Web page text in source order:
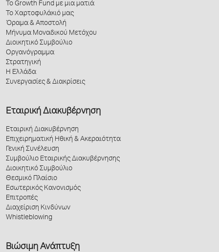
Το Growth Fund με μια ματιά
Το Χαρτοφυλάκιό μας
Όραμα & Αποστολή
Μήνυμα Μοναδικού Μετόχου
Διοικητικό Συμβούλιο
Οργανόγραμμα
Στρατηγική
Η Ελλάδα
Συνεργασίες & Διακρίσεις
Εταιρική Διακυβέρνηση
Εταιρική Διακυβέρνηση
Επιχειρηματική Ηθική & Ακεραιότητα
Γενική Συνέλευση
Συμβούλιο Εταιρικής Διακυβέρνησης
Διοικητικό Συμβούλιο
Θεσμικό Πλαίσιο
Εσωτερικός Κανονισμός
Επιτροπές
Διαχείριση Κινδύνων
Whistleblowing
Βιώσιμη Ανάπτυξη